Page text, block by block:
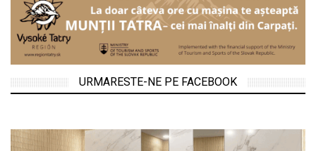
URMARESTE-NE PE FACEBOOK